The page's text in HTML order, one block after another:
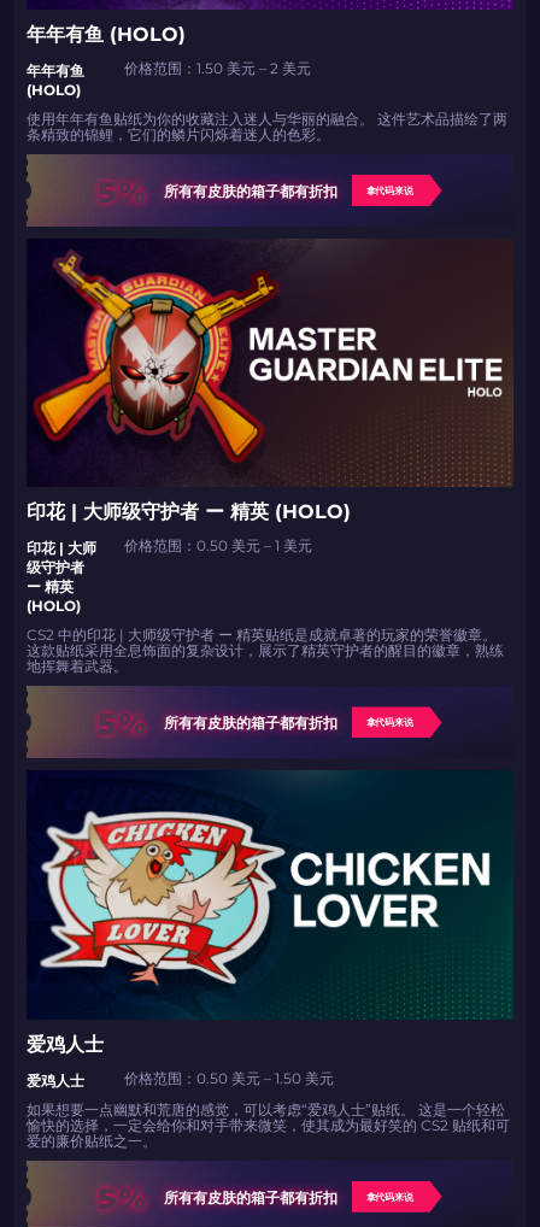
年年有鱼 (HOLO)
年年有鱼
(HOLO)
价格范围：1.50 美元 – 2 美元
使用年年有鱼贴纸为你的收藏注入迷人与华丽的融合。 这件艺术品描绘了两
条精致的锦鲤，它们的鳞片闪烁着迷人的色彩。
5% 所有有皮肤的箱子都有折扣 拿代码来说
印花 | 大师级守护者 ー 精英 (HOLO)
印花 | 大师
级守护者
ー 精英
(HOLO)
价格范围：0.50 美元 – 1 美元
CS2 中的印花 | 大师级守护者 ー 精英贴纸是成就卓著的玩家的荣誉徽章。
这款贴纸采用全息饰面的复杂设计，展示了精英守护者的醒目的徽章，熟练
地挥舞着武器。
5% 所有有皮肤的箱子都有折扣 拿代码来说
爱鸡人士
爱鸡人士
价格范围：0.50 美元 – 1.50 美元
如果想要一点幽默和荒唐的感觉，可以考虑“爱鸡人士”贴纸。 这是一个轻松
愉快的选择，一定会给你和对手带来微笑，使其成为最好笑的 CS2 贴纸和可
爱的廉价贴纸之一。
5% 所有有皮肤的箱子都有折扣 拿代码来说